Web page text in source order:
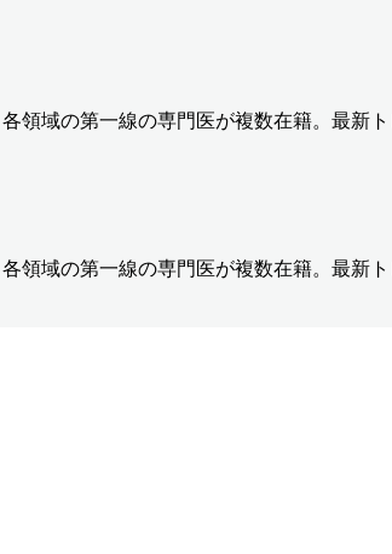
領域の第一線の専門医が複数在籍。最新
領域の第一線の専門医が複数在籍。最新